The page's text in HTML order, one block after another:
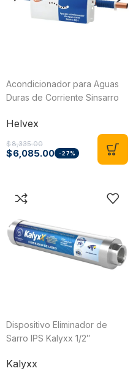
Acondicionador para Aguas
Duras de Corriente Sinsarro
Helvex
$8,335.00
$6,085.00 -27%
Dispositivo Eliminador de
Sarro IPS Kalyxx 1/2″
Kalyxx